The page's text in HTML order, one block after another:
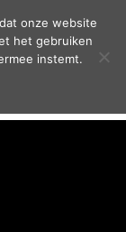
contact
onze website
het gebruiken
instemt.